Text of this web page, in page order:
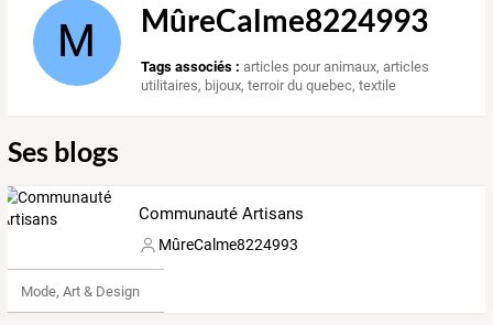
M MûreCalme8224993
Tags associés : articles pour animaux,articles
utilitaires, bijoux,terroir du quebec,textile
Ses blogs
Communauté Artisans
MûreCalme8224993
Mode, Art & Design